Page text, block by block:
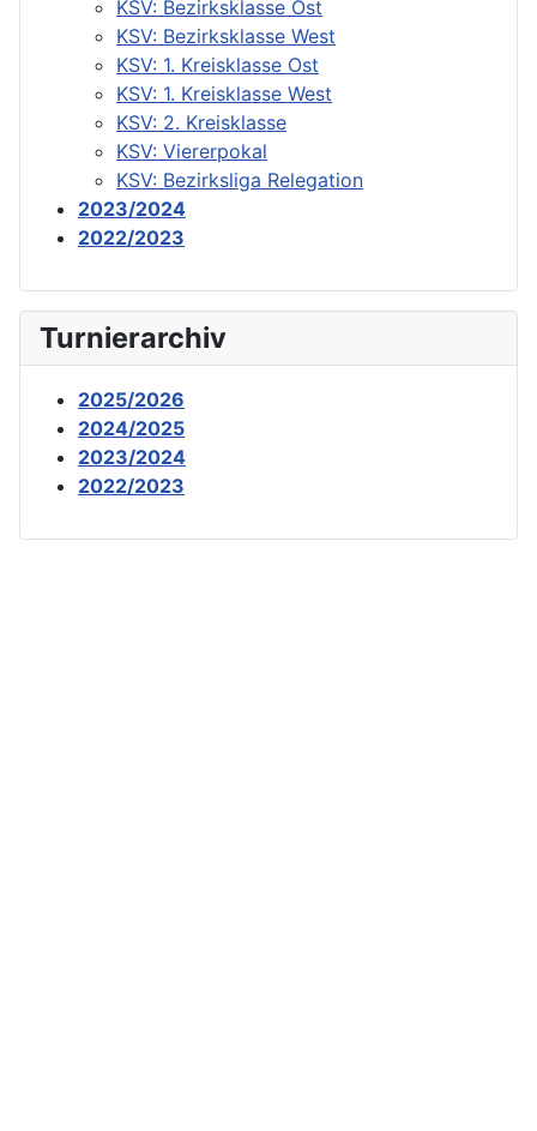
KSV: Bezirksklasse Ost
KSV: Bezirksklasse West
KSV: 1. Kreisklasse Ost
KSV: 1. Kreisklasse West
KSV: 2. Kreisklasse
KSV: Viererpokal
KSV: Bezirksliga Relegation
2023/2024
2022/2023
Turnierarchiv
2025/2026
2024/2025
2023/2024
2022/2023